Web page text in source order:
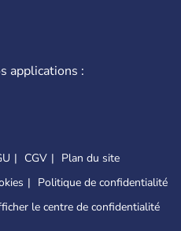
applications :
CGV
Plan du site
Politique de confidentialité
le centre de confidentialité